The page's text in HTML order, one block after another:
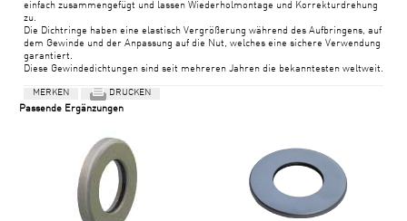
einfach zusammengefügt und lassen Wiederholmontage und Korrekturdrehung
zu.
Die Dichtringe haben eine elastisch Vergrößerung während des Aufbringens, auf
dem Gewinde und der Anpassung auf die Nut, welches eine sichere Verwendung
garantiert.
Diese Gewindedichtungen sind seit mehreren Jahren die bekanntesten weltweit.
MERKEN DRUCKEN
Passende Ergänzungen